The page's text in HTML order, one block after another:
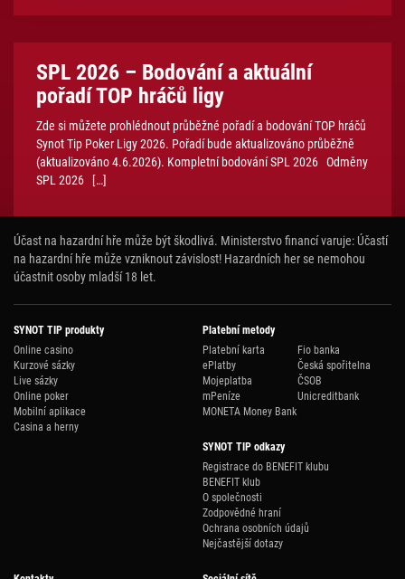
SPL 2026 – Bodování a aktuální
pořadí TOP hráčů ligy
Zde si můžete prohlédnout průběžné pořadí a bodování TOP hráčů
Synot Tip Poker Ligy 2026. Pořadí bude aktualizováno průběžně
(aktualizováno 4.6.2026). Kompletní bodování SPL 2026 Odměny
SPL 2026 […]
Účast na hazardní hře může být škodlivá. Ministerstvo financí varuje: Účastí
na hazardní hře může vzniknout závislost! Hazardních her se nemohou
účastnit osoby mladší 18 let.
SYNOT TIP produkty
Online casino
Kurzové sázky
Live sázky
Online poker
Mobilní aplikace
Casina a herny
Platební metody
Platební karta
ePlatby
Mojeplatba
mPeníze
MONETA Money Bank
Fio banka
Česká spořitelna
ČSOB
Unicreditbank
SYNOT TIP odkazy
Registrace do BENEFIT klubu
BENEFIT klub
O společnosti
Zodpovědné hraní
Ochrana osobních údajů
Nejčastější dotazy